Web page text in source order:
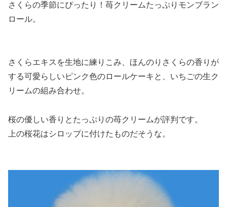
さくらの季節にぴったり！苺クリームたっぷりモンブラン
ロール。
さくらエキスを生地に練りこみ、ほんのりさくらの香りが
する可愛らしいピンク色のロールケーキと、いちごの生ク
リームの組み合わせ。
桜の優しい香りとたっぷりの苺クリームが評判です。
上の桜花はシロップに付けたものだそうな。